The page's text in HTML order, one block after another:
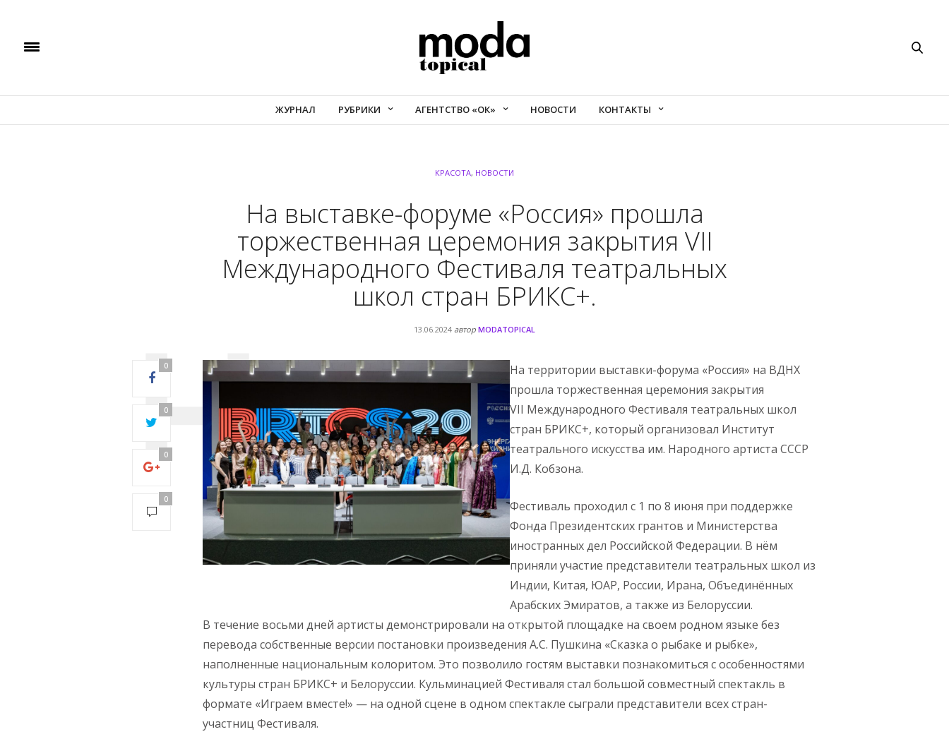
ЖУРНАЛ РУБРИКИ АГЕНТСТВО «ОК» НОВОСТИ КОНТАКТЫ
КРАСОТА, НОВОСТИ
На выставке-форуме «Россия» прошла
торжественная церемония закрытия VII
Международного Фестиваля театральных
школ стран БРИКС+.
13.06.2024 автор MODATOPICAL
0
0
0
0
На территории выставки-форума «Россия» на ВДНХ
прошла торжественная церемония закрытия
VII Международного Фестиваля театральных школ
стран БРИКС+, который организовал Институт
театрального искусства им. Народного артиста СССР
И.Д. Кобзона.
Фестиваль проходил с 1 по 8 июня при поддержке
Фонда Президентских грантов и Министерства
иностранных дел Российской Федерации. В нём
приняли участие представители театральных школ из
Индии, Китая, ЮАР, России, Ирана, Объединённых
Арабских Эмиратов, а также из Белоруссии.
В течение восьми дней артисты демонстрировали на открытой площадке на своем родном языке без
перевода собственные версии постановки произведения А.С. Пушкина «Сказка о рыбаке и рыбке»,
наполненные национальным колоритом. Это позволило гостям выставки познакомиться с особенностями
культуры стран БРИКС+ и Белоруссии. Кульминацией Фестиваля стал большой совместный спектакль в
формате «Играем вместе!» — на одной сцене в одном спектакле сыграли представители всех стран-
участниц Фестиваля.